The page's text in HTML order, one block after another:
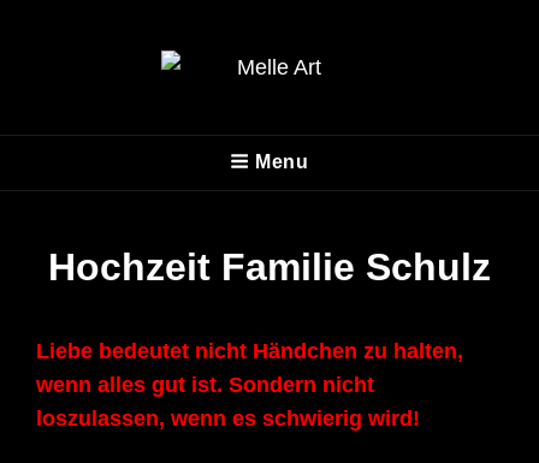
MELLE ART
Menu
Hochzeit Familie Schulz
Liebe bedeutet nicht Händchen zu halten,
wenn alles gut ist. Sondern nicht
loszulassen, wenn es schwierig wird!